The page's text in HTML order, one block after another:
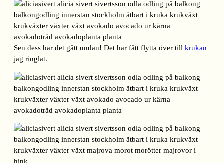
Sen dess har det gått undan! Det har fått flytta över till krukan
jag ringlat.